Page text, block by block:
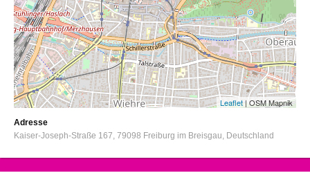
Leaflet| OSM Mapnik
Adresse
Kaiser-Joseph-Straße 167 79098 Freiburg im Breisgau Deutschland